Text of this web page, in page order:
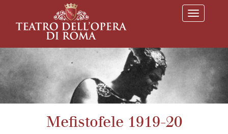
T
o
l
e
n
Mefistofele 1919-20